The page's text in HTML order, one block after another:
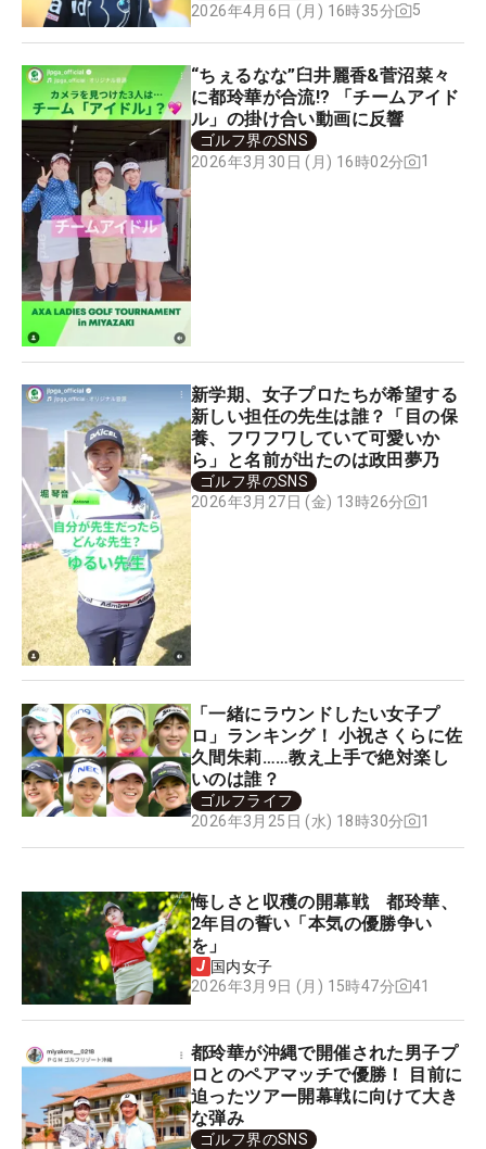
2026年4月6日 (月) 16時35分
5
“ちぇるなな”臼井麗香&菅沼菜々
に都玲華が合流!? 「チームアイド
ル」の掛け合い動画に反響
ゴルフ界のSNS
2026年3月30日 (月) 16時02分
1
新学期、女子プロたちが希望する
新しい担任の先生は誰？「目の保
養、フワフワしていて可愛いか
ら」と名前が出たのは政田夢乃
ゴルフ界のSNS
2026年3月27日 (金) 13時26分
1
「一緒にラウンドしたい女子プ
ロ」ランキング！ 小祝さくらに佐
久間朱莉……教え上手で絶対楽し
いのは誰？
ゴルフライフ
2026年3月25日 (水) 18時30分
1
悔しさと収穫の開幕戦 都玲華、
2年目の誓い「本気の優勝争い
を」
国内女子
2026年3月9日 (月) 15時47分
41
都玲華が沖縄で開催された男子プ
ロとのペアマッチで優勝！ 目前に
迫ったツアー開幕戦に向けて大き
な弾み
ゴルフ界のSNS